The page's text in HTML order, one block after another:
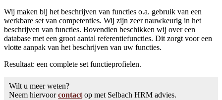
Wij maken bij het beschrijven van functies o.a. gebruik van een
werkbare set van competenties. Wij zijn zeer nauwkeurig in het
beschrijven van functies. Bovendien beschikken wij over een
database met een groot aantal referentiefuncties. Dit zorgt voor een
vlotte aanpak van het beschrijven van uw functies.
Resultaat: een complete set functieprofielen.
Wilt u meer weten?
Neem hiervoorcontact op met Selbach HRM advies.